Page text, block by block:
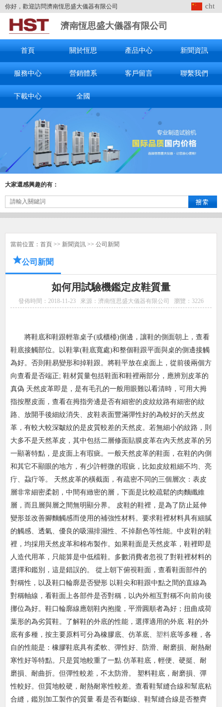
你好，歡迎訪問濟南恆思盛大儀器有限公司 cht
濟南恆思盛大儀器有限公司
首頁 關於恆思 產品中心 新聞資訊
服務中心 營銷體系 客戶留言 聯繫我們
下載中心 全國
大家還感興趣的有：
當前位置： 首頁 >> 新聞資訊 >> 公司新聞
公司新聞
如何用試驗機鑑定皮鞋質量
發佈時間：2018-11-23 來源：濟南恆思盛大儀器有限公司 瀏覽： 3226
將鞋底和鞋跟輕靠桌子(或櫃檯)側邊，讓鞋的側面朝上，查看
鞋底接觸部位。以鞋掌(鞋底寬處)和整個鞋跟平面與桌的側邊接觸
為好。否則鞋易變形和掉鞋跟。將鞋平放在桌面上，從前後兩個方
向查看是否端正; 鞋材質量包括鞋面和鞋裡兩部分，應辨別皮革的
真偽 天然皮革即是，是有毛孔的一般用眼難以看清時，可用大拇
指按壓皮面，查看在拇指旁邊是否有細密的 皮紋紋路有細密的紋
路、放開手後細紋消失、皮鞋表面豐滿彈性好的為較好的天然皮
革，有較大較深皺紋的是皮質較差的天然皮。若無細小的紋路，則
大多不是天然革皮，其中包括二層修面貼膜皮革在內天然皮革的另
一顯著特點，是皮面上有瑕疵。一般天然皮革的鞋面，在鞋的內側
和其它不顯眼的地方，有少許輕微的瑕疵，比如皮紋粗細不均、亮
疔、蝨疔等。 天然皮革的橫截面，有疏密不同的三個層次：表皮
層非常細密柔韌，中間有緻密的層，下面是比較疏鬆的肉麵纖維
層，而且層與層之間無明顯分界。 皮鞋的鞋裡，是為了防止延伸
變形並改善腳麵觸感而使用的補強性材料。要求鞋裡材料具有細膩
的觸感、透氣、優良的吸濕排濕性、不掉顏色等性能。中皮鞋的鞋
裡，均採用天然皮革和棉布製作。如果鞋面是天然皮革，鞋裡即是
人造代用革，只能算是中低檔鞋。多數消費者忽視了對鞋裡材料的
選擇和鑑別，這是錯誤的。 從上朝下俯視鞋面，查看鞋面部件的
對稱性，以及鞋口輪廓是否變形 以鞋尖和鞋跟中點之間的直線為
對稱軸線，看鞋面上各部件是否對稱，以內外相互對稱不向前向後
挪位為好。鞋口輪廓線應朝鞋內抱攏，平滑圓順者為好；扭曲成荷
葉形的為劣質鞋。了解鞋的外底的性能，選擇適用的外底 . 鞋的外
底有多種，按主要原料可分為橡膠底、仿革底、 塑料底等多種，各
自的性能是：橡膠鞋底具有柔軟、彈性好、防滑、耐磨損、耐熱耐
寒性好等特點。只是質地較重了一點.仿革鞋底，輕便、硬挺、耐
磨損、耐曲折。但彈性較差，不太防滑。 塑料鞋底，耐磨損、彈
性較好。但質地較硬，耐熱耐寒性較差。查看鞋幫縫合線和幫底粘
合縫，鑑別加工製作的質量 看是否有斷線、 鞋幫縫合線是否整齊